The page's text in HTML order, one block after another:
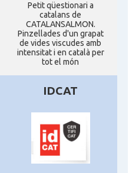
Petit qüestionari a
catalans de
CATALANSALMON.
Pinzellades d'un grapat
de vides viscudes amb
intensitat i en català per
tot el món
IDCAT